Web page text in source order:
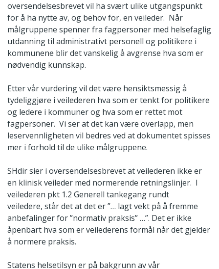
oversendelsesbrevet vil ha svært ulike utgangspunkt
for å ha nytte av, og behov for, en veileder. Når
målgruppene spenner fra fagpersoner med helsefaglig
utdanning til administrativt personell og politikere i
kommunene blir det vanskelig å avgrense hva som er
nødvendig kunnskap.
Etter vår vurdering vil det være hensiktsmessig å
tydeliggjøre i veilederen hva som er tenkt for politikere
og ledere i kommuner og hva som er rettet mot
fagpersoner. Vi ser at det kan være overlapp, men
leservennligheten vil bedres ved at dokumentet spisses
mer i forhold til de ulike målgruppene.
SHdir sier i oversendelsesbrevet at veilederen ikke er
en klinisk veileder med normerende retningslinjer. I
veilederen pkt 1.2 Generell tankegang rundt
veiledere, står det at det er ”… lagt vekt på å fremme
anbefalinger for ”normativ praksis” …”. Det er ikke
åpenbart hva som er veilederens formål når det gjelder
å normere praksis.
Statens helsetilsyn er på bakgrunn av vår